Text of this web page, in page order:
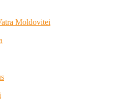
Moldovitei